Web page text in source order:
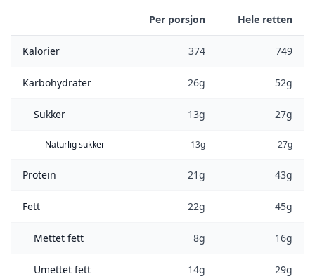
Per porsjon Hele retten
Kalorier 374 749
Karbohydrater 26g 52g
Sukker 13g 27g
Naturlig sukker 13g 27g
Protein 21g 43g
Fett 22g 45g
Mettet fett 8g 16g
Umettet fett 14g 29g